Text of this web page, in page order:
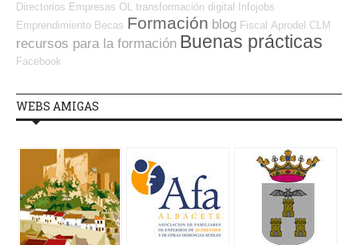
Directorios Empresas OL transformación digital
Infojobs
Emprendimiento Becas Formación blog Fiscal Aprodel CLM
recursos para la formación Buenas prácticas
Facebook
WEBS AMIGAS